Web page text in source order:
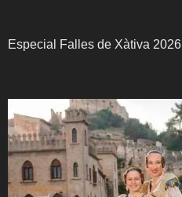
Especial Falles de Xàtiva 2026